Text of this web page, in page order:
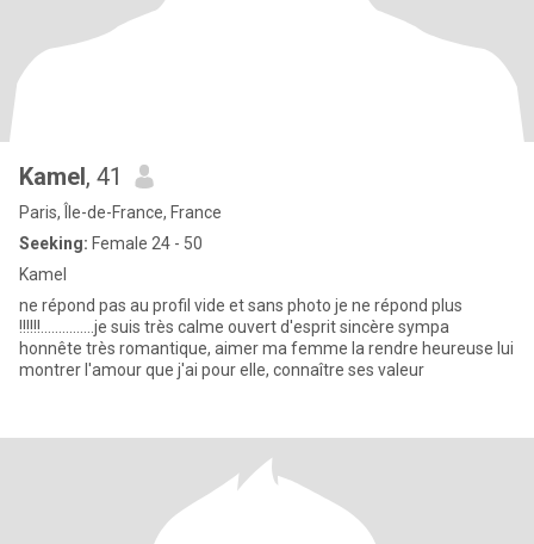
Kamel, 41
Paris, Île-de-France, France
Seeking: Female 24 - 50
Kamel
ne répond pas au profil vide et sans photo je ne répond plus
!!!!!!...............je suis très calme ouvert d'esprit sincère sympa
honnête très romantique, aimer ma femme la rendre heureuse lui
montrer l'amour que j'ai pour elle, connaître ses valeur